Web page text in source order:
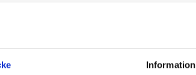
Information